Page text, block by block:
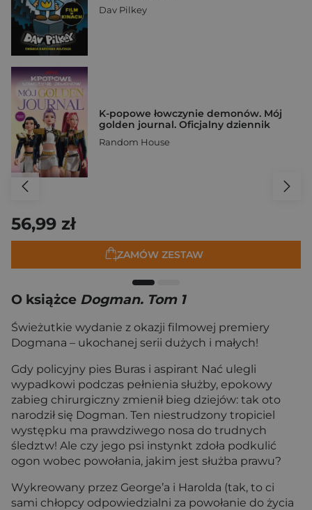
Dav Pilkey
K-popowe łowczynie demonów. Mój
golden journal. Oficjalny dziennik
Random House
56,99 zł
ZAMÓW ZESTAW
O książce Dogman. Tom 1
Świeżutkie wydanie z okazji filmowej premiery
Dogmana – ukochanej serii dużych i małych!
Gdy policyjny pies Buras i aspirant Nać ulegli
wypadkowi podczas pełnienia służby, epokowy
zabieg chirurgiczny zmienił bieg dziejów: tak oto
narodził się Dogman. Ten niestrudzony tropiciel
występku ma prawdziwego nosa do trudnych
śledztw! Ale czy jego psi instynkt zdoła podkulić
ogon wobec powołania, jakim jest służba prawu?
Wykreowany przez George’a i Harolda (tak, to ci
sami chłopcy odpowiedzialni za powołanie do życia